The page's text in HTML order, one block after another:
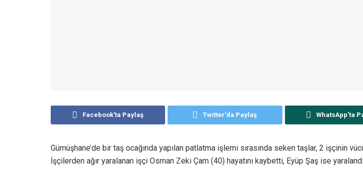
Facebook'ta Paylaş Twitter'da Paylaş WhatsApp'ta
Gümüşhane’de bir taş ocağında yapılan patlatma işlemi sırasında seken taşlar, 2 işçinin
İşçilerden ağır yaralanan işçi Osman Zeki Çam (40) hayatını kaybetti, Eyüp Şaş ise